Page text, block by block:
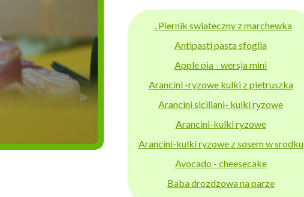
. Piernik swiateczny z marchewka
Antipasti pasta sfoglia
Apple pia - wersja mini
Arancini -ryzowe kulki z pietruszka
Arancini siciliani- kulki ryzowe
Arancini-kulki ryzowe
Arancini-kulki ryzowe z sosem w srodku
Avocado - cheesecake
Baba drozdzowa na parze